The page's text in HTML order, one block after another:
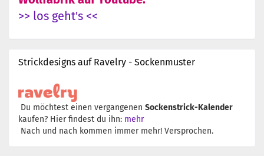
>> los geht's <<
Strickdesigns auf Ravelry - Sockenmuster
Du möchtest einen vergangenen Sockenstrick-Kalender
kaufen? Hier findest du ihn: mehr
Nach und nach kommen immer mehr! Versprochen.